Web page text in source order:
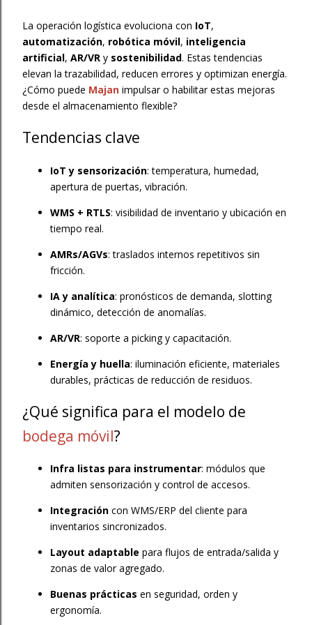
La operación logística evoluciona con IoT,
automatización, robótica móvil, inteligencia
artificial, AR/VR y sostenibilidad. Estas tendencias
elevan la trazabilidad, reducen errores y optimizan energía.
¿Cómo puede Majan impulsar o habilitar estas mejoras
desde el almacenamiento flexible?
Tendencias clave
IoT y sensorización: temperatura, humedad,
apertura de puertas, vibración.
WMS + RTLS: visibilidad de inventario y ubicación en
tiempo real.
AMRs/AGVs: traslados internos repetitivos sin
fricción.
IA y analítica: pronósticos de demanda, slotting
dinámico, detección de anomalías.
AR/VR: soporte a picking y capacitación.
Energía y huella: iluminación eficiente, materiales
durables, prácticas de reducción de residuos.
¿Qué significa para el modelo de
bodega móvil?
Infra listas para instrumentar: módulos que
admiten sensorización y control de accesos.
Integración con WMS/ERP del cliente para
inventarios sincronizados.
Layout adaptable para flujos de entrada/salida y
zonas de valor agregado.
Buenas prácticas en seguridad, orden y
ergonomía.